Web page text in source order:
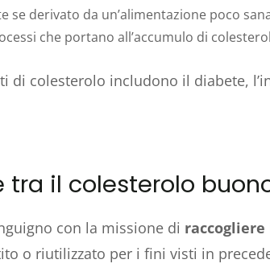
se derivato da un’alimentazione poco
che portano all’accumulo di
di colesterolo includono il diabete,
tra il colesterolo
con la missione di
o riutilizzato per i fini visti in